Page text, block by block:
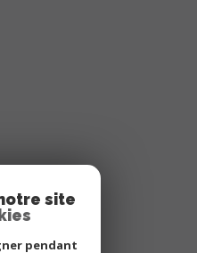
site
pendant